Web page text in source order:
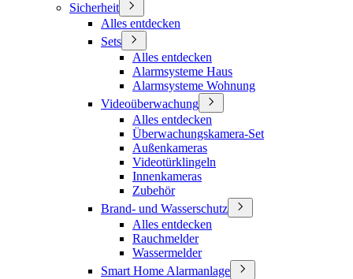
Sicherheit
Alles entdecken
Sets
Alles entdecken
Alarmsysteme Haus
Alarmsysteme Wohnung
Videoüberwachung
Alles entdecken
Überwachungskamera-Set
Außenkameras
Videotürklingeln
Innenkameras
Zubehör
Brand- und Wasserschutz
Alles entdecken
Rauchmelder
Wassermelder
Smart Home Alarmanlage